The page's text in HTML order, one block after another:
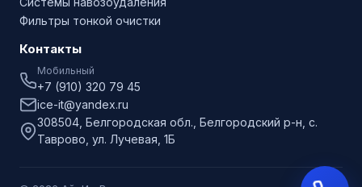
Фильтры тонкой очистки
Контакты
Мобильный
+7 (910) 320 79 45
ice-it@yandex.ru
308504, Белгородская обл., Белгородский р-н, с.
Таврово, ул. Лучевая, 1Б